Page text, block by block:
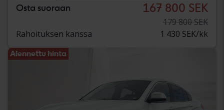
Osta suoraan 167 800 SEK
179 800 SEK
Rahoituksen kanssa
1 430 SEK/kk
Alennettu hinta